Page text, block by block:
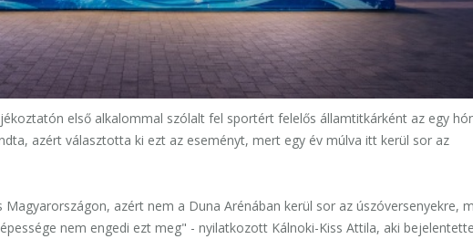
első alkalommal szólalt fel sportért felelős államtitkárként az egy
azért választotta ki ezt az eseményt, mert egy év múlva itt kerül sor az
Magyarországon, azért nem a Duna Arénában kerül sor az úszóversenyekre,
nem engedi ezt meg" - nyilatkozott Kálnoki-Kiss Attila, aki